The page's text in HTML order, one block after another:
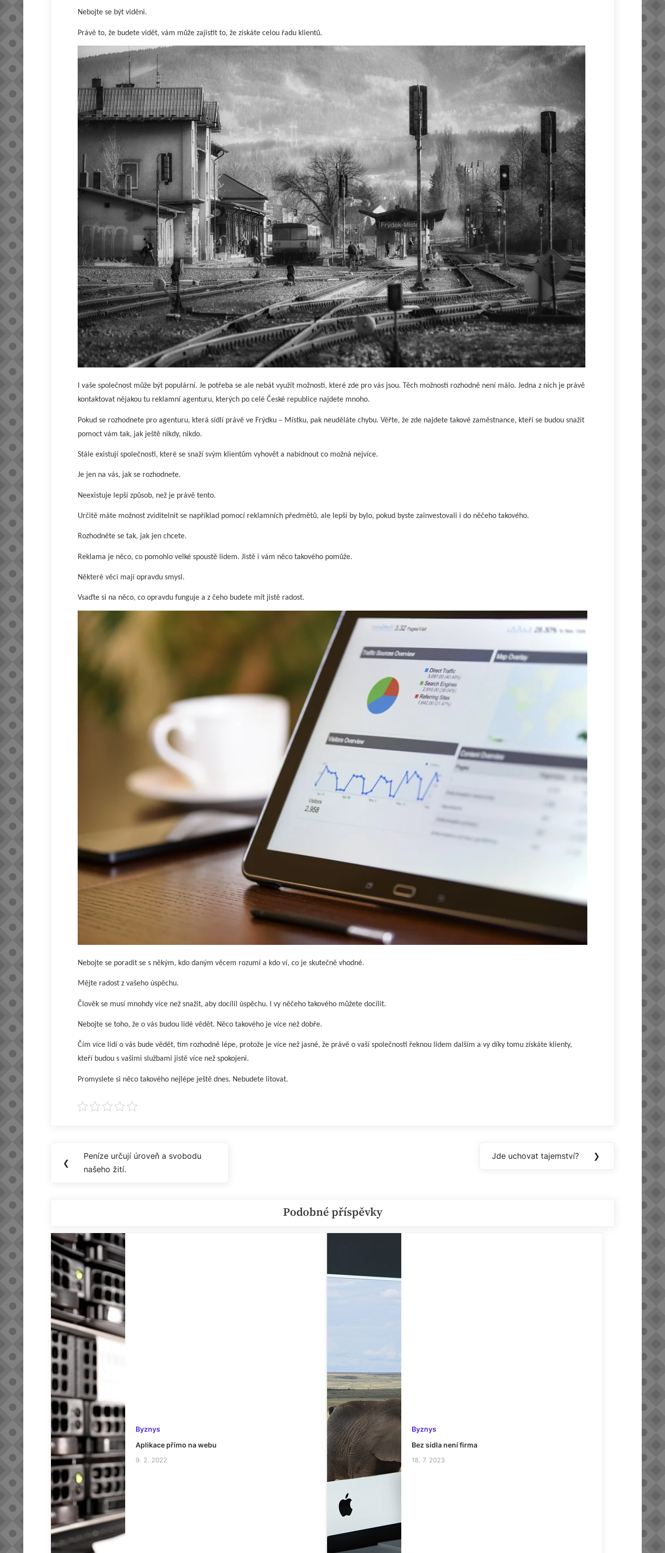
Nebojte se být viděni.
Právě to, že budete vidět, vám může zajistit to, že získáte celou řadu klientů.
I vaše společnost může být populární. Je potřeba se ale nebát využít možností, které zde pro vás jsou. Těch možností rozhodně není málo. Jedna z nich je právě
kontaktovat nějakou tu reklamní agenturu, kterých po celé České republice najdete mnoho.
Pokud se rozhodnete pro agenturu, která sídlí právě ve Frýdku – Místku, pak neuděláte chybu. Věřte, že zde najdete takové zaměstnance, kteří se budou snažit
pomoct vám tak, jak ještě nikdy, nikdo.
Stále existují společnosti, které se snaží svým klientům vyhovět a nabídnout co možná nejvíce.
Je jen na vás, jak se rozhodnete.
Neexistuje lepší způsob, než je právě tento.
Určitě máte možnost zviditelnit se například pomocí reklamních předmětů, ale lepší by bylo, pokud byste zainvestovali i do něčeho takového.
Rozhodněte se tak, jak jen chcete.
Reklama je něco, co pomohlo velké spoustě lidem. Jistě i vám něco takového pomůže.
Některé věci mají opravdu smysl.
Vsaďte si na něco, co opravdu funguje a z čeho budete mít jistě radost.
Nebojte se poradit se s někým, kdo daným věcem rozumí a kdo ví, co je skutečně vhodné.
Mějte radost z vašeho úspěchu.
Člověk se musí mnohdy více než snažit, aby docílil úspěchu. I vy něčeho takového můžete docílit.
Nebojte se toho, že o vás budou lidé vědět. Něco takového je více než dobře.
Čím více lidí o vás bude vědět, tím rozhodně lépe, protože je více než jasné, že právě o vaší společnosti řeknou lidem dalším a vy díky tomu získáte klienty,
kteří budou s vašimi službami jistě více než spokojeni.
Promyslete si něco takového nejlépe ještě dnes. Nebudete litovat.
Navigace
pro
❮
Previous
Post:
Peníze určují úroveň a svobodu
našeho žití.
Next
Jde uchovat tajemství? ❯
Podobné příspěvky
Byznys
Aplikace přímo na webu
9. 2. 2022
Byznys
Bez sídla není firma
18. 7. 2023